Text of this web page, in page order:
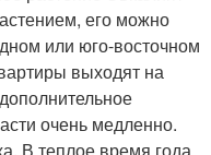
его можно
или юго-восточном
выходят на
очень медленно.